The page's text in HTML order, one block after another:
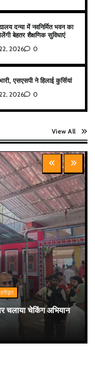
दन्या में नवनिर्मित भवन का
बेहतर शैक्षणिक सुविधाएं
2026 0
एसएसपी ने हिलाई कुर्सियां
2026 0
View All
हरिद्वार
चलाया चेकिंग अभियान